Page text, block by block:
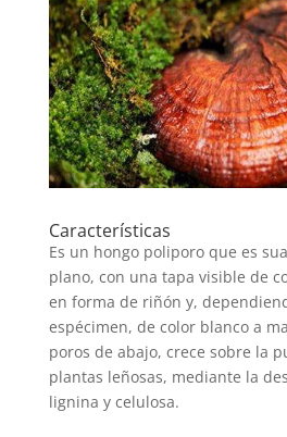
Características
Es un hongo poliporo que es
plano, con una tapa visible de
en forma de riñón y,
espécimen, de color blanco a
poros de abajo, crece sobre la
plantas leñosas, mediante la
lignina y celulosa.